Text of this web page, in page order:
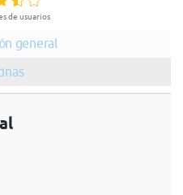
de usuarios
general